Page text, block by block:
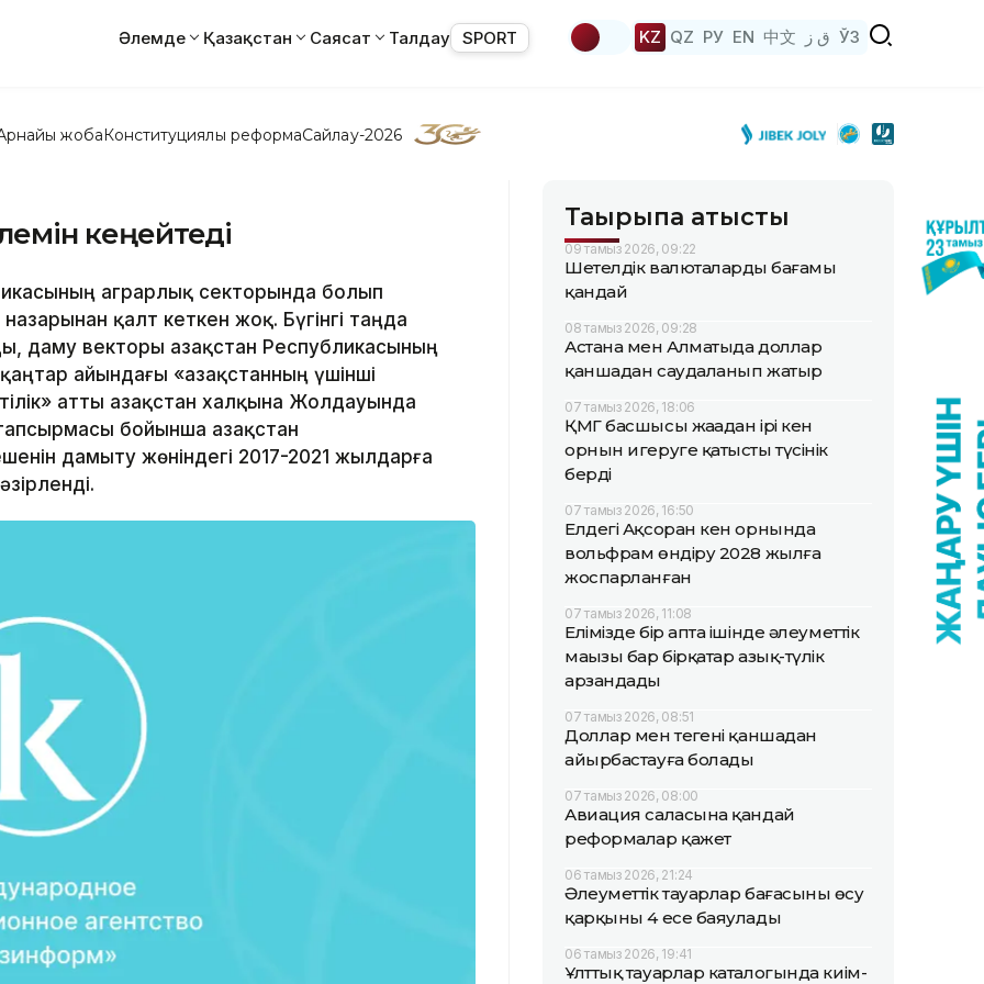
Әлемде Қазақстан Саясат Талдау SPORT KZ QZ РУ EN 中文 ق ز ЎЗ
жобаКонституциялық реформаСайлау-2026
кеңейтеді
аграрлық секторында болып
қалт кеткен жоқ. Бүгінгі таңда
даму векторы Қазақстан Республикасының
айындағы «Қазақстанның үшінші
атты Қазақстан халқына Жолдауында
бойынша Қазақстан
дамыту жөніндегі 2017-2021 жылдарға
Тақырыпқа қатысты
09 тамыз 2026, 09:22
Шетелдік валюталардың бағамы
қандай
08 тамыз 2026, 09:28
Астана мен Алматыда доллар
қаншадан саудаланып жатыр
07 тамыз 2026, 18:06
ҚМГ басшысы жаңадан ірі кен
орнын игеруге қатысты түсінік
берді
07 тамыз 2026, 16:50
Елдегі Ақсоран кен орнында
вольфрам өндіру 2028 жылға
жоспарланған
07 тамыз 2026, 11:08
Елімізде бір апта ішінде әлеуметтік
маңызы бар бірқатар азық-түлік
арзандады
07 тамыз 2026, 08:51
Доллар мен теңгені қаншадан
айырбастауға болады
07 тамыз 2026, 08:00
Авиация саласына қандай
реформалар қажет
06 тамыз 2026, 21:24
Әлеуметтік тауарлар бағасының өсу
қарқыны 4 есе баяулады
06 тамыз 2026, 19:41
Ұлттық тауарлар каталогында киім-